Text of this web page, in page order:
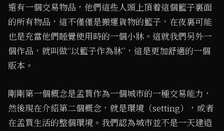
還有一個交易物品，他們這些人頭上頂着這個籃子裏面
的所有物品，這不僅僅是搬運貨物的籃子，在夜裏可能
也是充當他們睡覺使用時的一個小牀。這就我們另外一
個作品，就叫做“以籃子作為牀”，這是更加舒適的一個
版本。
剛剛第一個概念是孟買作為一個城市的一種交易能力，
然後現在介紹第二個概念，就是環境（setting），或者
在孟買生活的整個環境。我們認為城市並不是一天建造